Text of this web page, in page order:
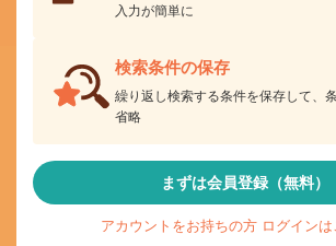
入力が簡単に
検索条件の保存
繰り返し検索する条件を保存して、
省略
まずは会員登録（無料）
アカウントをお持ちの方 ログインは